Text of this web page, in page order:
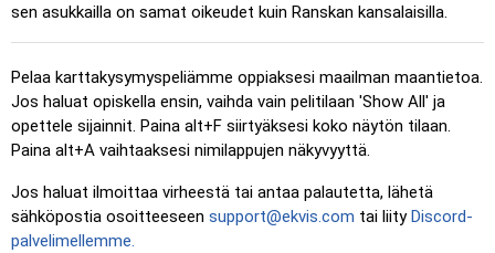
Klikkaa (vaikea): Kuten ”Klikkaa”, mutta sijainnit palautuvat
alkuperäiseen väriinsä klikkauksen jälkeen.
Klikkaa (ei rajoja): Kuten ”Klikkaa”, mutta ilman näkyviä
rajoja, mikä lisää haastetta.
Klikkaa (liput) : Kuten ”Klikkaa”, mutta näytetään vain lippu
– ei nimiä.
Monivalinta: Valitse oikea vaihtoehto neljästä klikkaamalla
tai painamalla numeroita 1–4.
sen asukkailla on samat oikeudet kuin Ranskan kansalaisilla.
Pelaa karttakysymyspeliämme oppiaksesi maailman maantietoa.
Jos haluat opiskella ensin, vaihda vain pelitilaan 'Show All' ja
opettele sijainnit. Paina alt+F siirtyäksesi koko näytön tilaan.
Paina alt+A vaihtaaksesi nimilappujen näkyvyyttä.
Jos haluat ilmoittaa virheestä tai antaa palautetta, lähetä
sähköpostia osoitteeseen support@ekvis.com tai liity Discord-
palvelimellemme.